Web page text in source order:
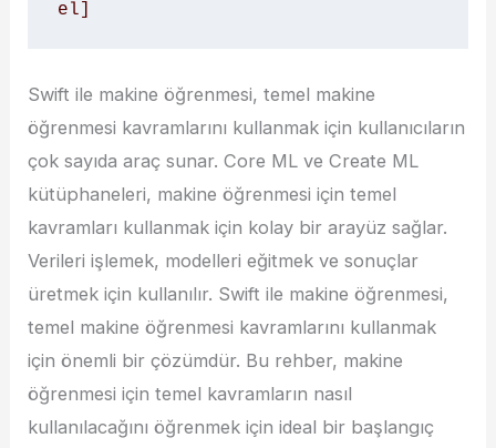
Swift ile makine öğrenmesi, temel makine
öğrenmesi kavramlarını kullanmak için kullanıcıların
çok sayıda araç sunar. Core ML ve Create ML
kütüphaneleri, makine öğrenmesi için temel
kavramları kullanmak için kolay bir arayüz sağlar.
Verileri işlemek, modelleri eğitmek ve sonuçlar
üretmek için kullanılır. Swift ile makine öğrenmesi,
temel makine öğrenmesi kavramlarını kullanmak
için önemli bir çözümdür. Bu rehber, makine
öğrenmesi için temel kavramların nasıl
kullanılacağını öğrenmek için ideal bir başlangıç